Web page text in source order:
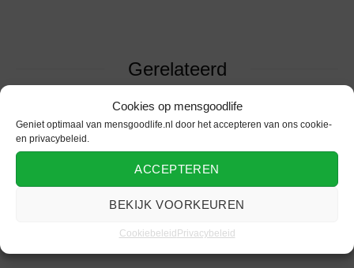
Cookies op mensgoodlife
Geniet optimaal van mensgoodlife.nl door het accepteren van ons cookie-
en privacybeleid.
ACCEPTEREN
BEKIJK VOORKEUREN
Cookiebeleid Privacybeleid
Gerelateerd
Conor McGregor is
topman Gerrit Jan
Heijn